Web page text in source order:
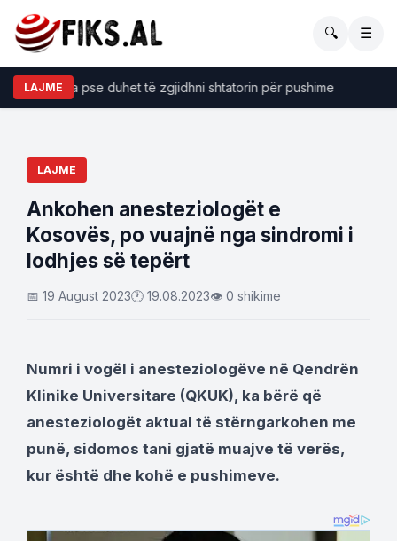
🔍 ☰
LAJME
të forta pse duhet të zgjidhni shtatorin për pushime
LAJME
Ankohen anesteziologët e
Kosovës, po vuajnë nga sindromi i
lodhjes së tepërt
📅 19 August 2023🕐 19.08.2023👁 0 shikime
Numri i vogël i anesteziologëve në Qendrën
Klinike Universitare (QKUK), ka bërë që
anesteziologët aktual të stërngarkohen me
punë, sidomos tani gjatë muajve të verës,
kur është dhe kohë e pushimeve.